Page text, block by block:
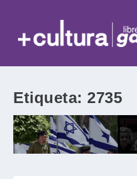
Etiqueta: 2735